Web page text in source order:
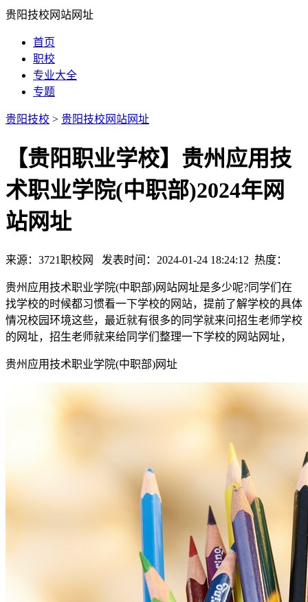
贵阳技校网站网址
首页
职校
专业大全
专题
贵阳技校 > 贵阳技校网站网址
【贵阳职业学校】贵州应用技
术职业学院(中职部)2024年网
站网址
来源：3721职校网 发表时间：2024-01-24 18:24:12 热度：
贵州应用技术职业学院(中职部)网站网址是多少呢?同学们在
找学校的时候都习惯看一下学校的网站，提前了解学校的具体
情况校园环境这些，最近就有很多的同学就来问招生老师学校
的网址，招生老师就来给同学们整理一下学校的网站网址，
贵州应用技术职业学院(中职部)网址